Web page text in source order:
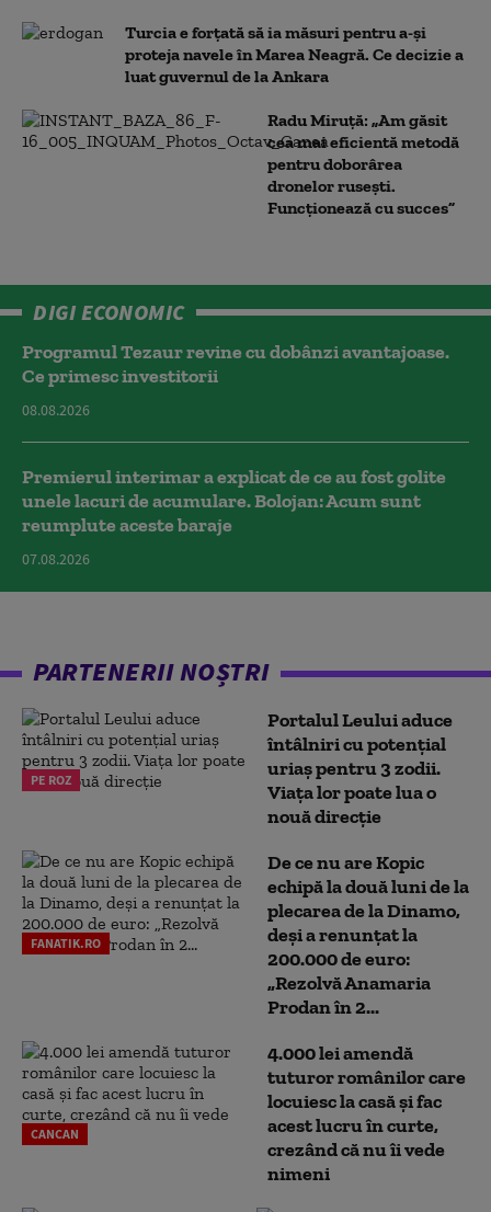
Turcia e forțată să ia măsuri pentru a-și
proteja navele în Marea Neagră. Ce decizie a
luat guvernul de la Ankara
Radu Miruță: „Am găsit
cea mai eficientă metodă
pentru doborârea
dronelor rusești.
Funcționează cu succes”
DIGI ECONOMIC
Programul Tezaur revine cu dobânzi avantajoase.
Ce primesc investitorii
08.08.2026
Premierul interimar a explicat de ce au fost golite
unele lacuri de acumulare. Bolojan: Acum sunt
reumplute aceste baraje
07.08.2026
PARTENERII NOȘTRI
PE ROZ
Portalul Leului aduce
întâlniri cu potențial
uriaș pentru 3 zodii.
Viața lor poate lua o
nouă direcție
FANATIK.RO
De ce nu are Kopic
echipă la două luni de la
plecarea de la Dinamo,
deși a renunțat la
200.000 de euro:
„Rezolvă Anamaria
Prodan în 2...
CANCAN
4.000 lei amendă
tuturor românilor care
locuiesc la casă și fac
acest lucru în curte,
crezând că nu îi vede
nimeni